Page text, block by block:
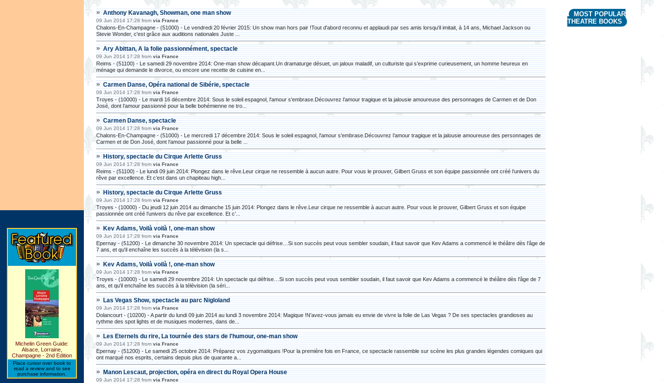
Michelin Green Guide:
Alsace, Lorraine,
Champagne - 2nd Edition
Place cursor over book to
read a review and to see
purchase information.
MOST POPULAR
THEATRE BOOKS
» Anthony Kavanagh, Showman, one man show
09 Jun 2014 17:28 from via France
Chalons-En-Champagne - (51000) - Le vendredi 20 février 2015: Un show man hors pair !Tout d'abord reconnu et applaudi par ses amis lorsqu'il imitait, à 14 ans, Michael Jackson ou
Stevie Wonder, c'est grâce aux auditions nationales Juste ...
» Ary Abittan, A la folie passionnément, spectacle
09 Jun 2014 17:28 from via France
Reims - (51100) - Le samedi 29 novembre 2014: One-man show décapant.Un dramaturge désuet, un jaloux maladif, un culturiste qui s’exprime curieusement, un homme heureux en
ménage qui demande le divorce, ou encore une recette de cuisine en...
» Carmen Danse, Opéra national de Sibérie, spectacle
09 Jun 2014 17:28 from via France
Troyes - (10000) - Le mardi 16 décembre 2014: Sous le soleil espagnol, l'amour s'embrase.Découvrez l’amour tragique et la jalousie amoureuse des personnages de Carmen et de Don
José, dont l’amour passionné pour la belle bohémienne ne tro...
» Carmen Danse, spectacle
09 Jun 2014 17:28 from via France
Chalons-En-Champagne - (51000) - Le mercredi 17 décembre 2014: Sous le soleil espagnol, l'amour s'embrase.Découvrez l’amour tragique et la jalousie amoureuse des personnages de
Carmen et de Don José, dont l’amour passionné pour la belle ...
» History, spectacle du Cirque Arlette Gruss
09 Jun 2014 17:28 from via France
Reims - (51100) - Le lundi 09 juin 2014: Plongez dans le rêve.Leur cirque ne ressemble à aucun autre. Pour vous le prouver, Gilbert Gruss et son équipe passionnée ont créé l’univers du
rêve par excellence. Et c’est dans un chapiteau high...
» History, spectacle du Cirque Arlette Gruss
09 Jun 2014 17:28 from via France
Troyes - (10000) - Du jeudi 12 juin 2014 au dimanche 15 juin 2014: Plongez dans le rêve.Leur cirque ne ressemble à aucun autre. Pour vous le prouver, Gilbert Gruss et son équipe
passionnée ont créé l’univers du rêve par excellence. Et c’...
» Kev Adams, Voilà voilà !, one-man show
09 Jun 2014 17:28 from via France
Epernay - (51200) - Le dimanche 30 novembre 2014: Un spectacle qui défrise…Si son succès peut vous sembler soudain, il faut savoir que Kev Adams a commencé le théâtre dès l'âge de
7 ans, et qu'il enchaîne les succès à la télévision (la s...
» Kev Adams, Voilà voilà !, one-man show
09 Jun 2014 17:28 from via France
Troyes - (10000) - Le samedi 29 novembre 2014: Un spectacle qui défrise…Si son succès peut vous sembler soudain, il faut savoir que Kev Adams a commencé le théâtre dès l'âge de 7
ans, et qu'il enchaîne les succès à la télévision (la séri...
» Las Vegas Show, spectacle au parc Nigloland
09 Jun 2014 17:28 from via France
Dolancourt - (10200) - A partir du lundi 09 juin 2014 au lundi 3 novembre 2014: Magique !N'avez-vous jamais eu envie de vivre la folie de Las Vegas ? De ses spectacles grandioses au
rythme des spot lights et de musiques modernes, dans de...
» Les Eternels du rire, La tournée des stars de l'humour, one-man show
09 Jun 2014 17:28 from via France
Epernay - (51200) - Le samedi 25 octobre 2014: Préparez vos zygomatiques !Pour la première fois en France, ce spectacle rassemble sur scène les plus grandes légendes comiques qui
ont marqué nos esprits, certains depuis plus de quarante a...
» Manon Lescaut, projection, opéra en direct du Royal Opera House
09 Jun 2014 17:28 from via France